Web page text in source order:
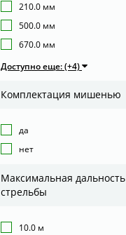
210.0 мм
500.0 мм
670.0 мм
Доступно еще: (+4)
Комплектация мишенью
да
нет
Максимальная дальность
стрельбы
10.0 м